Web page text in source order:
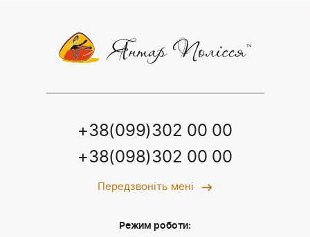
+38(099)302 00 00
+38(098)302 00 00
Передзвоніть мені
Режим роботи: